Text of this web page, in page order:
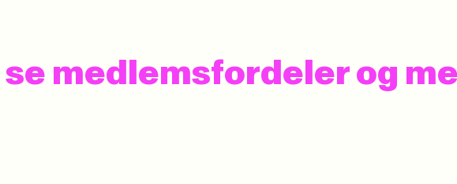
se medlemsfordeler og